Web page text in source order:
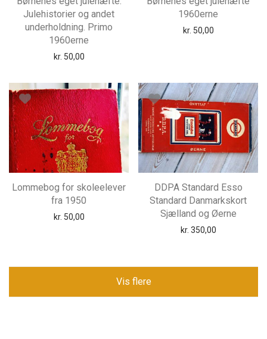
Julehistorier og andet
underholdning. Primo
1960erne
kr. 50,00
1960erne
kr. 50,00
Lommebog for skoleelever
fra 1950
kr. 50,00
DDPA Standard Esso
Standard Danmarkskort
Sjælland og Øerne
kr. 350,00
Vis flere